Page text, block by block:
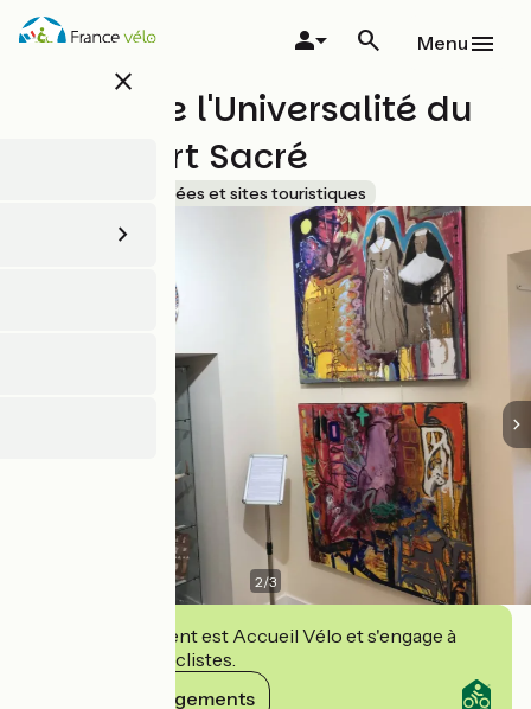
Aller
au
close
Menu
Musée de l'Universalité du
Tapis d'Art Sacré
Musées et sites touristiques
2/3
Cet établissement est Accueil Vélo et s'engage à
accueillir des cyclistes.
Voir ses engagements